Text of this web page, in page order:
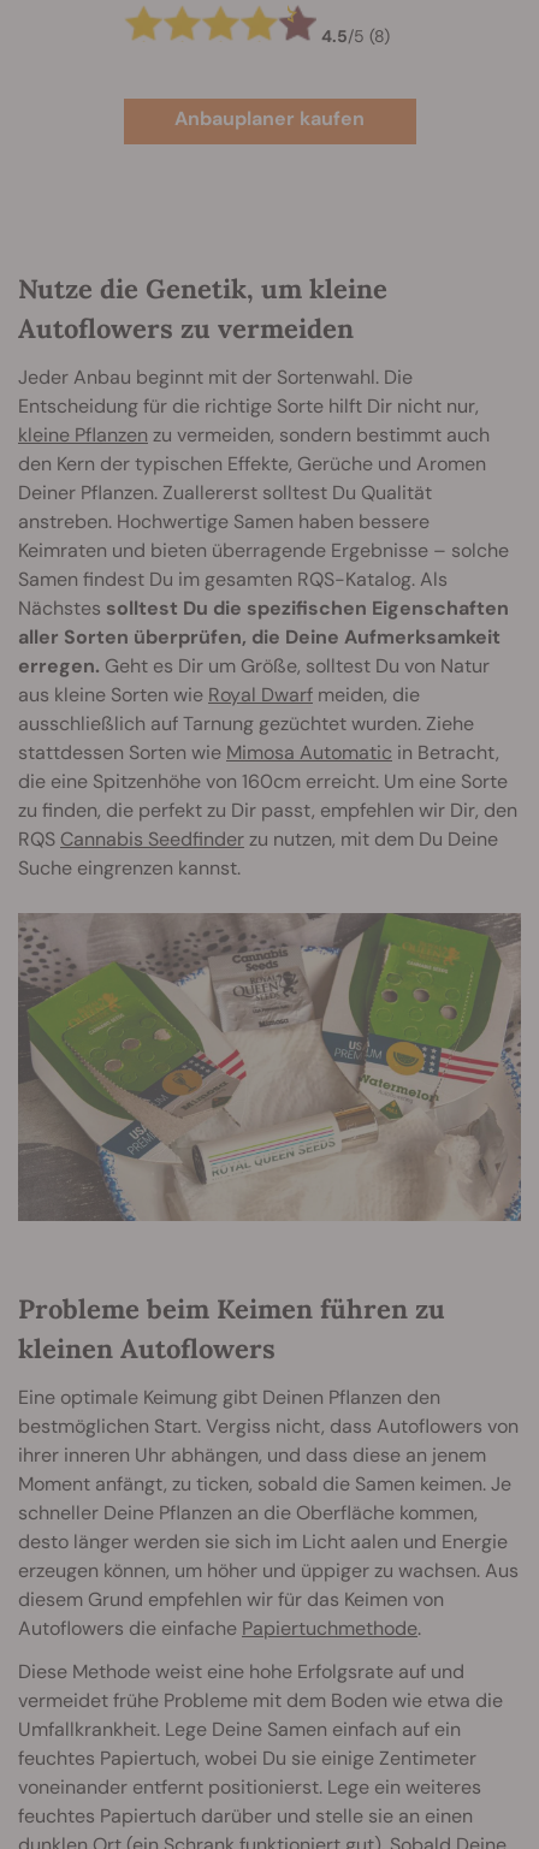
4.5/5 (8)
Anbauplaner kaufen
Nutze die Genetik, um kleine
Autoflowers zu vermeiden
Jeder Anbau beginnt mit der Sortenwahl. Die
Entscheidung für die richtige Sorte hilft Dir nicht nur,
kleine Pflanzen zu vermeiden, sondern bestimmt auch
den Kern der typischen Effekte, Gerüche und Aromen
Deiner Pflanzen. Zuallererst solltest Du Qualität
anstreben. Hochwertige Samen haben bessere
Keimraten und bieten überragende Ergebnisse – solche
Samen findest Du im gesamten RQS-Katalog. Als
Nächstes solltest Du die spezifischen Eigenschaften
aller Sorten überprüfen, die Deine Aufmerksamkeit
erregen. Geht es Dir um Größe, solltest Du von Natur
aus kleine Sorten wie Royal Dwarf meiden, die
ausschließlich auf Tarnung gezüchtet wurden. Ziehe
stattdessen Sorten wie Mimosa Automatic in Betracht,
die eine Spitzenhöhe von 160cm erreicht. Um eine Sorte
zu finden, die perfekt zu Dir passt, empfehlen wir Dir, den
RQS Cannabis Seedfinderzu nutzen, mit dem Du Deine
Suche eingrenzen kannst.
Probleme beim Keimen führen zu
kleinen Autoflowers
Eine optimale Keimung gibt Deinen Pflanzen den
bestmöglichen Start. Vergiss nicht, dass Autoflowers von
ihrer inneren Uhr abhängen, und dass diese an jenem
Moment anfängt, zu ticken, sobald die Samen keimen. Je
schneller Deine Pflanzen an die Oberfläche kommen,
desto länger werden sie sich im Licht aalen und Energie
erzeugen können, um höher und üppiger zu wachsen. Aus
diesem Grund empfehlen wir für das Keimen von
Autoflowers die einfache Papiertuchmethode.
Diese Methode weist eine hohe Erfolgsrate auf und
vermeidet frühe Probleme mit dem Boden wie etwa die
Umfallkrankheit. Lege Deine Samen einfach auf ein
feuchtes Papiertuch, wobei Du sie einige Zentimeter
voneinander entfernt positionierst. Lege ein weiteres
feuchtes Papiertuch darüber und stelle sie an einen